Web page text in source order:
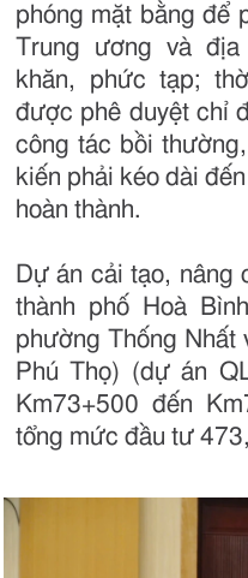
phóng mặt bằng để
Trung ương và
khăn, phức tạp;
được phê duyệt chỉ
công tác bồi
kiến phải kéo dài
hoàn thành.
Dự án cải tạo, nâng
thành phố Hoà
phường Thống Nhất
Phú Thọ) (dự án
Km73+500 đến
tổng mức đầu tư